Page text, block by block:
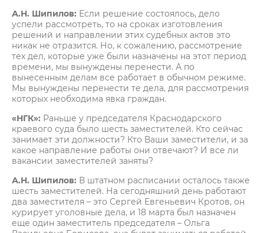
А.Н. Шипилов: Если решение состоялось, дело
успели рассмотреть, то на сроках изготовления
решений и направлении этих судебных актов это
никак не отразится. Но, к сожалению, рассмотрение
тех дел, которые уже были назначены на этот период
времени, мы вынуждены перенести. А по
вынесенным делам все работает в обычном режиме.
Мы вынуждены перенести те дела, для рассмотрения
которых необходима явка граждан.
«НГК»: Раньше у председателя Краснодарского
краевого суда было шесть заместителей. Кто сейчас
занимает эти должности? Кто Ваши заместители, и за
какое направление работы они отвечают? И все ли
вакансии заместителей заняты?
А.Н. Шипилов: В штатном расписании осталось также
шесть заместителей. На сегодняшний день работают
два заместителя – это Сергей Евгеньевич Кротов, он
курирует уголовные дела, и 18 марта был назначен
еще один заместитель председателя – Ольга